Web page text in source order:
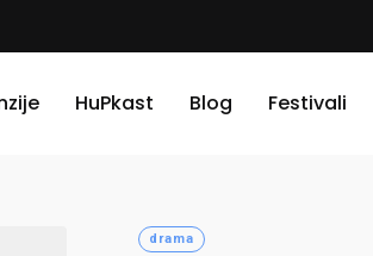
HuPkast Blog Festivali
drama